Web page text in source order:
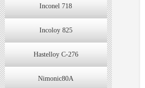
Inconel 718
Incoloy 825
Hastelloy C-276
Nimonic80A